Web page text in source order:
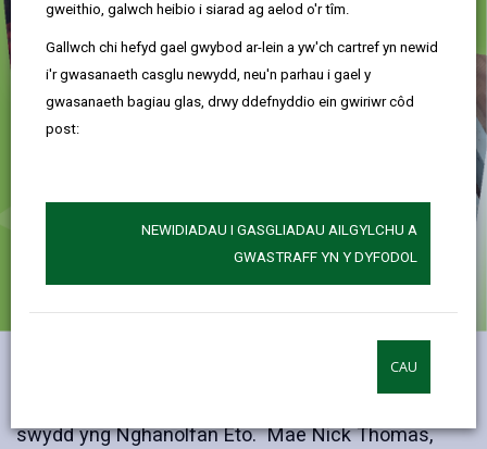
gweithio, galwch heibio i siarad ag aelod o'r tîm.
Gallwch chi hefyd gael gwybod ar-lein a yw'ch cartref yn newid
i'r gwasanaeth casglu newydd, neu'n parhau i gael y
gwasanaeth bagiau glas, drwy ddefnyddio ein gwiriwr côd
post:
NEWIDIADAU I GASGLIADAU AILGYLCHU A
GWASTRAFF YN Y DYFODOL
CAU
Ers mis Medi 2024 mae Cydgysylltydd Addysg a
swydd yng Nghanolfan Eto. Mae Nick Thomas,